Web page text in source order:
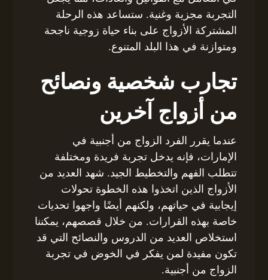
التجربة مجزية وغنية. ستساعد هذه الرحلة
المشتركة الأزواج على بناء حياة زوجية ناجحة
ومتوازنة في هذا البلد المتنوع.
تجارب شخصية ونصائح
من أزواج آخرين
عندما يقرر الفرد الزواج من أجنبية في
الإمارات، فإنه يدخل تجربة فريدة ومختلفة
تتطلب الفهم والتخطيط الجيد. شهد العديد من
الأزواج الذين اتخذوا هذه الخطوة تحولات
إيجابية في حياتهم، ولكنهم أيضًا واجهوا تحديات
خاصة بهذه القرارات. من خلال قصصهم، يمكننا
استخلاص العديد من الدروس والنصائح التي قد
تكون مفيدة لمن يفكر في الخوض في تجربة
الزواج من أجنبية.